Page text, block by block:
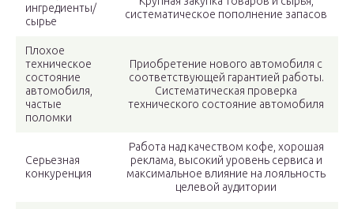
ингредиенты/
сырье
систематическое пополнение запасов
Плохое
техническое
состояние
автомобиля,
частые
поломки
Приобретение нового автомобиля с
соответствующей гарантией работы.
Систематическая проверка
технического состояние автомобиля
Серьезная
конкуренция
Работа над качеством кофе, хорошая
реклама, высокий уровень сервиса и
максимальное влияние на лояльность
целевой аудитории